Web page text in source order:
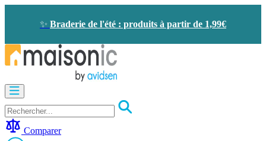
✨ Braderie de l'été : produits à partir de 1,99€
Visiophone
-
Sonnette
Comparer